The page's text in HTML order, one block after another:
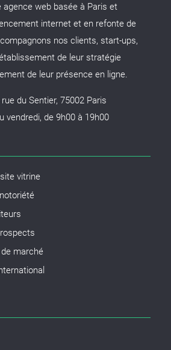
agence web basée à Paris et
internet et en refonte de
nos clients, start-ups,
de leur stratégie
de leur présence en ligne.
du Sentier, 75002 Paris
vendredi, de 9h00 à 19h00
vitrine
marché